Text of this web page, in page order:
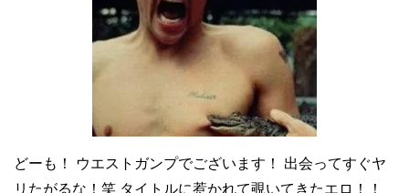
どーも！ ウエストガンプでございます！ 出会ってすぐヤ
リたがるな！笑 タイトルに惹かれて覗いてきたエロ！！